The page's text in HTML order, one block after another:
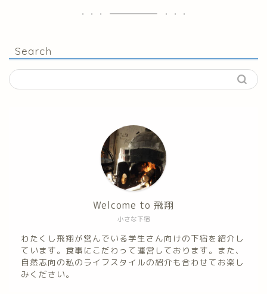
Search
小さな下宿
Welcome to 飛翔
わたくし飛翔が営んでいる学生さん向けの下宿を紹介し
ています。食事にこだわって運営しております。また、
自然志向の私のライフスタイルの紹介も合わせてお楽し
みください。